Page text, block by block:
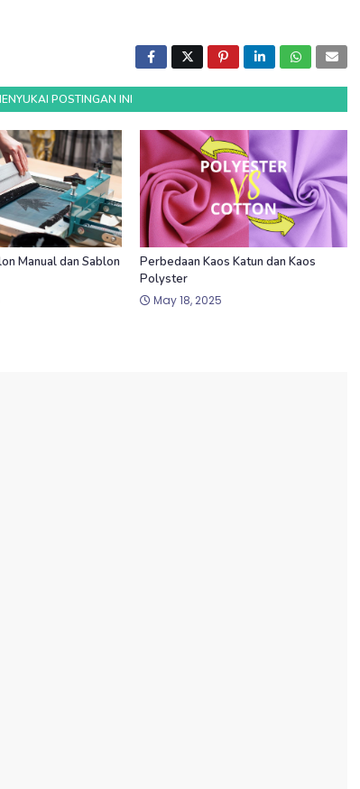
POSTINGAN INI
Manual dan Sablon
Perbedaan Kaos Katun dan Kaos
Polyster
May 18, 2025